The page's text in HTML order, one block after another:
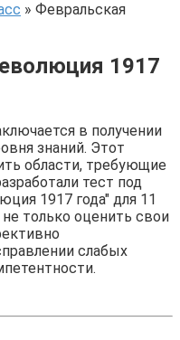
» Февральская
1917
в получении
знаний. Этот
области, требующие
тест под
1917 года" для 11
только оценить свои
слабых